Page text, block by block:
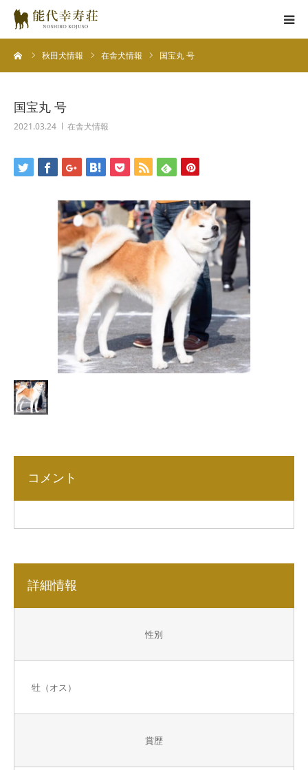
秋田犬情報 在舎犬情報 国宝丸 号
国宝丸 号
2021.03.24 在舎犬情報
コメント
詳細情報
性別
牡（オス）
賞歴
能代幸寿荘とは
里親情報
掲載情報
お役立ちコラム
お問い合わせ